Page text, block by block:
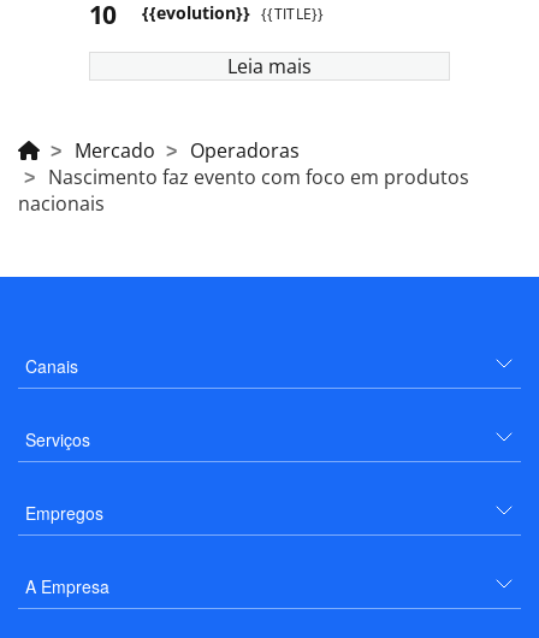
{{evolution}} {{TITLE}}
Leia mais
Mercado
Operadoras
Nascimento faz evento com foco em produtos
nacionais
Canais
Serviços
Empregos
A Empresa